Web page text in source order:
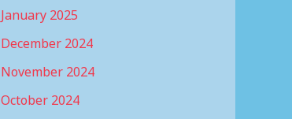
January 2025
December 2024
November 2024
October 2024